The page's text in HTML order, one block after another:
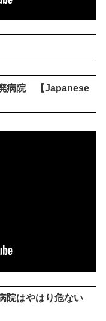
廃病院 【Japanese
院はやはり危ない